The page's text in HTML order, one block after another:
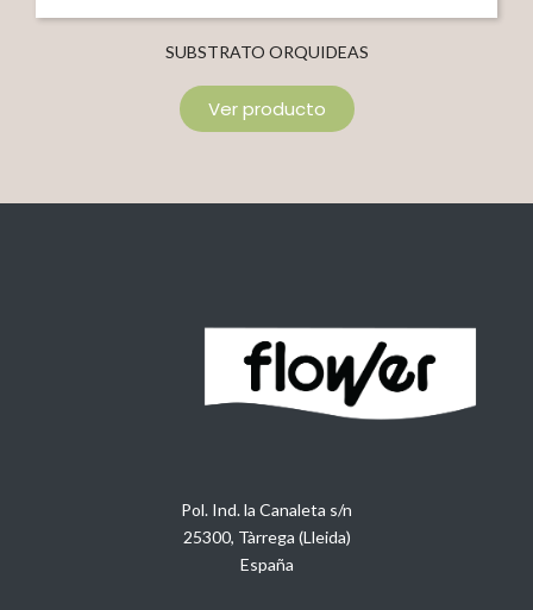
SUBSTRATO ORQUIDEAS
Ver producto
Pol. Ind. la Canaleta s/n
25300, Tàrrega (Lleida)
España